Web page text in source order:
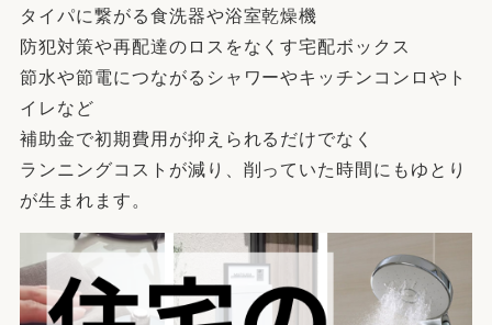
タイパに繋がる食洗器や浴室乾燥機
防犯対策や再配達のロスをなくす宅配ボックス
節水や節電につながるシャワーやキッチンコンロやト
イレなど
補助金で初期費用が抑えられるだけでなく
ランニングコストが減り、削っていた時間にもゆとり
が生まれます。